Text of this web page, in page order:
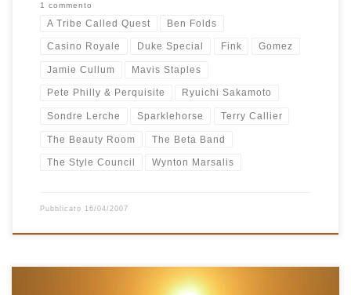
1 commento
A Tribe Called Quest Ben Folds
Casino Royale Duke Special Fink Gomez
Jamie Cullum Mavis Staples
Pete Philly & Perquisite Ryuichi Sakamoto
Sondre Lerche Sparklehorse Terry Callier
The Beauty Room The Beta Band
The Style Council Wynton Marsalis
Pubblicato 16/04/2007